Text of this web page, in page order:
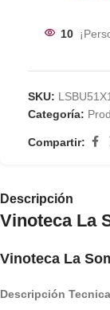
10
SKU: LSBU51X1
Categoría:
Compartir:
Descripción
Vinoteca La
Vinoteca La
Descripción